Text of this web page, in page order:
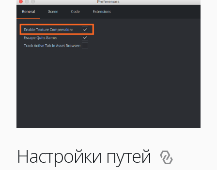
Настройки путей